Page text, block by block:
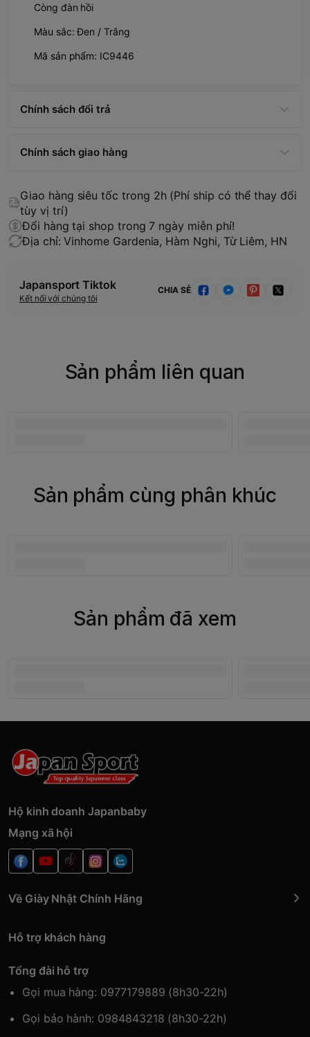
Còng đàn hồi
Màu sắc: Đen / Trắng
Mã sản phẩm: IC9446
Chính sách đổi trả
Chính sách giao hàng
Giao hàng siêu tốc trong 2h (Phí ship có thể thay đổi
tùy vị trí)
Đổi hàng tại shop trong 7 ngày miễn phí!
Địa chỉ: Vinhome Gardenia, Hàm Nghi, Từ Liêm, HN
Japansport Tiktok
Kết nối với chúng tôi
CHIA SẺ
Sản phẩm liên quan
Sản phẩm cùng phân khúc
Sản phẩm đã xem
Hộ kinh doanh Japanbaby
Mạng xã hội
Về Giày Nhật Chính Hãng
Hỗ trợ khách hàng
Tổng đài hỗ trợ
Gọi mua hàng: 0977179889 (8h30-22h)
Gọi bảo hành: 0984843218 (8h30-22h)